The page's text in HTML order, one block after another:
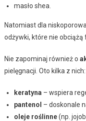
masło shea.
Natomiast dla
odżywki, które nie obciążą
Nie zapominaj również o
pielęgnacji. Oto kilka z nich:
keratyna – wspiera
pantenol – doskonale
oleje roślinne(np.